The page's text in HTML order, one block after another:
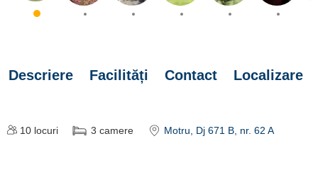
Descriere Facilități Contact Localizare
10 locuri 3 camere Motru, Dj 671 B, nr. 62 A